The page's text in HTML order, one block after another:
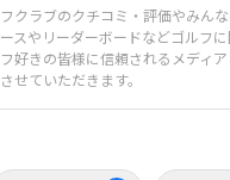
クラブのクチコミ・評価やみん
スやリーダーボードなどゴルフ
好きの皆様に信頼されるメディ
せていただきます。